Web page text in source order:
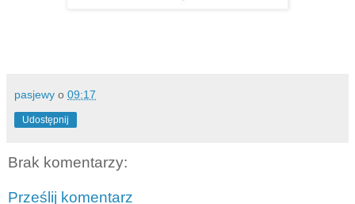
pasjewy o 09:17
Udostępnij
Brak komentarzy:
Prześlij komentarz